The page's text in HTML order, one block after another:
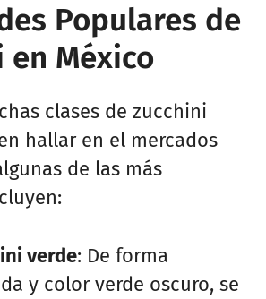
Populares de
en México
clases de zucchini
hallar en el mercados
de las más
verde: De forma
y color verde oscuro, se